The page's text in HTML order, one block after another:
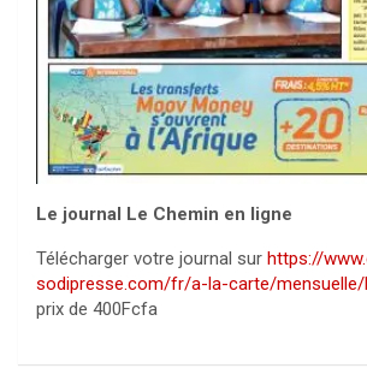
Le journal Le Chemin en ligne
Télécharger votre journal sur https://
sodipresse.com/fr/a-la-carte/
prix de 400Fcfa